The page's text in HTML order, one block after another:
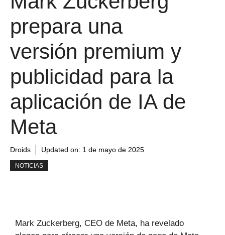
prepara una
versión premium y
publicidad para la
aplicación de IA de
Meta
Droids Updated on: 1 de mayo de 2025
NOTICIAS
Mark Zuckerberg, CEO de Meta, ha revelado